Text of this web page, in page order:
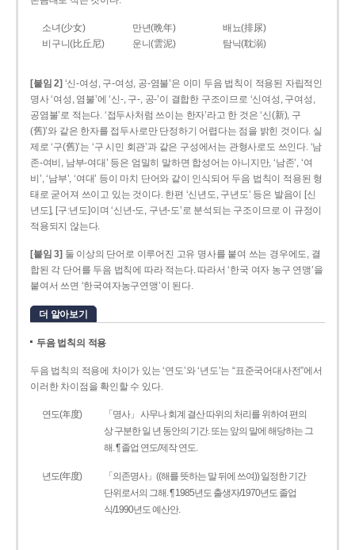
소녀(少女) 만년(晩年)
배뇨(排尿)
비구니(比丘尼)
운니(雲泥) 탐닉(耽溺)
[붙임 2] ‘신-여성, 구-여성, 공-염불’은 이미 두음 법칙이 적용된 자립적인
명사 ‘여성, 염불’에 ‘신-, 구-, 공-’이 결합한 구조이므로 ‘신여성, 구여성,
공염불’로 적는다. ‘접두사처럼 쓰이는 한자’라고 한 것은 ‘신(新), 구
(舊)’와 같은 한자를 접두사로만 단정하기 어렵다는 점을 밝힌 것이다. 실
제로 ‘구(舊)’는 ‘구 시민 회관’과 같은 구성에서는 관형사로도 쓰인다. ‘남
존­-여비, 남부-­여대’ 등은 엄밀히 말하면 합성어는 아니지만, ‘남존’, ‘여
비’, ‘남부’, ‘여대’ 등이 마치 단어와 같이 인식되어 두음 법칙이 적용된 형
태로 굳어져 쓰이고 있는 것이다. 한편 ‘신년도, 구년도’ 등은 발음이 [신
년도], [구ː년도]이며 ‘신년­-도, 구년-­도’로 분석되는 구조이므로 이 규정이
적용되지 않는다.
[붙임 3] 둘 이상의 단어로 이루어진 고유 명사를 붙여 쓰는 경우에도, 결
합된 각 단어를 두음 법칙에 따라 적는다. 따라서 ‘한국 여자 농구 연맹’을
붙여서 쓰면 ‘한국여자농구연맹’이 된다.
더 알아보기
두음 법칙의 적용
두음 법칙의 적용에 차이가 있는 ‘연도’와 ‘년도’는 “표준국어대사전”에서
이러한 차이점을 확인할 수 있다.
연도(年度)
「명사」 사무나 회계 결산 따위의 처리를 위하여 편의
상 구분한 일 년 동안의 기간. 또는 앞의 말에 해당하는 그
해. ¶ 졸업 연도/제작 연도.
년도(年度)
「의존명사」((해를 뜻하는 말 뒤에 쓰여)) 일정한 기간
단위로서의 그해. ¶ 1985년도 출생자/1970년도 졸업
식/1990년도 예산안.